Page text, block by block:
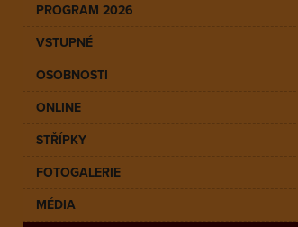
PROGRAM 2026
VSTUPNÉ
OSOBNOSTI
ONLINE
STŘÍPKY
FOTOGALERIE
MÉDIA